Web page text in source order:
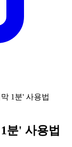
1분' 사용법
분' 사용법